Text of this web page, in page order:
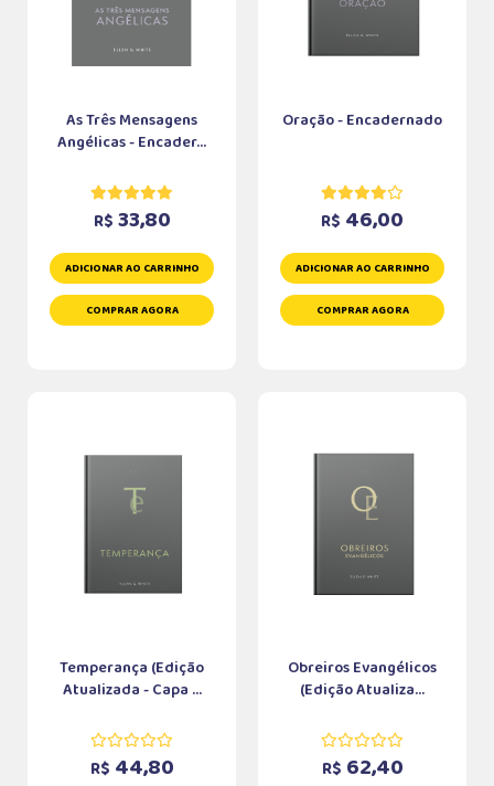
As Três Mensagens
Angélicas - Encader...
R$ 33,80
ADICIONAR AO CARRINHO
COMPRAR AGORA
Oração - Encadernado
R$ 46,00
ADICIONAR AO CARRINHO
COMPRAR AGORA
Temperança (Edição
Atualizada - Capa ...
R$ 44,80
Obreiros Evangélicos
(Edição Atualiza...
R$ 62,40